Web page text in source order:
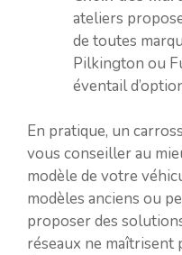
ateliers
de toutes
Pilkington ou
éventail
En pratique, un
vous conseiller au
modèle de votre
modèles anciens ou
proposer des
réseaux ne maîtrisent